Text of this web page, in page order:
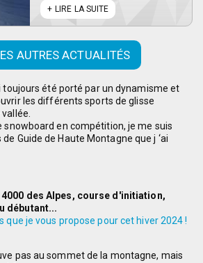
LIRE LA SUITE
AUTRES ACTUALITÉS
toujours été porté par un dynamisme et
les différents sports de glisse
snowboard en compétition, je me suis
Guide de Haute Montagne que j ‘ai
des Alpes, course d'initiation,
débutant...
que je vous propose pour cet hiver 2024 !
pas au sommet de la montagne, mais